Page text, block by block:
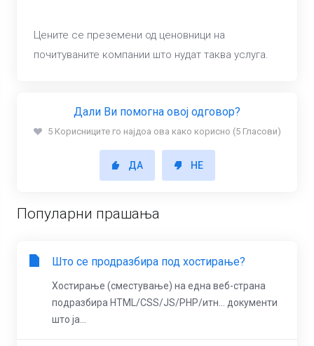
Цените се преземени од ценовници на
почитуваните компании што нудат таква услуга.
Дали Ви помогна овој одговор?
5 Корисниците го најдоа ова како корисно (5 Гласови)
ДА НЕ
Популарни прашања
Што се продразбира под хостирање?
Хостирање (сместување) на една веб-страна
подразбира HTML/CSS/JS/PHP/итн… документи
што ја...